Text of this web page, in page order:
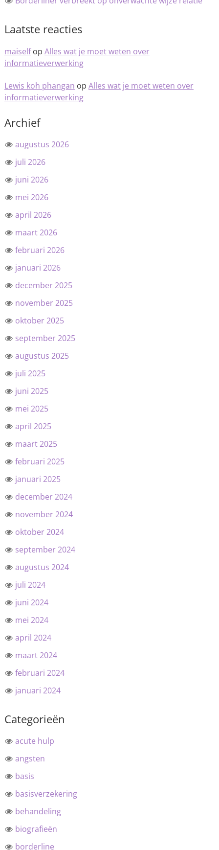
Laatste reacties
maiselfop Alles wat je moet weten over
informatieverwerking
Lewis koh phangan op Alles wat je moet weten over
informatieverwerking
Archief
augustus 2026
juli 2026
juni 2026
mei 2026
april 2026
maart 2026
februari 2026
januari 2026
december 2025
november 2025
oktober 2025
september 2025
augustus 2025
juli 2025
juni 2025
mei 2025
april 2025
maart 2025
februari 2025
januari 2025
december 2024
november 2024
oktober 2024
september 2024
augustus 2024
juli 2024
juni 2024
mei 2024
april 2024
maart 2024
februari 2024
januari 2024
Categorieën
acute hulp
angsten
basis
basisverzekering
behandeling
biografieën
borderline